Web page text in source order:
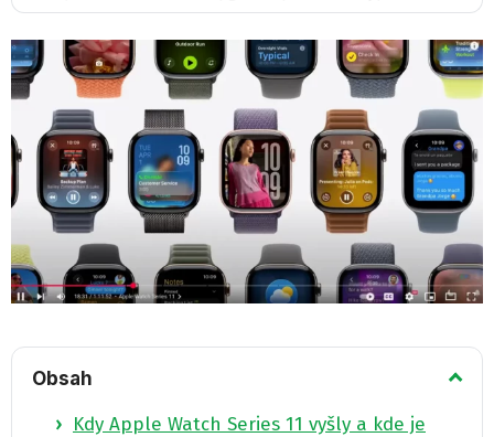
Obsah
Kdy Apple Watch Series 11 vyšly a kde je